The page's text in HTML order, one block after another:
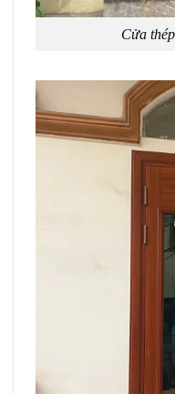
Cửa